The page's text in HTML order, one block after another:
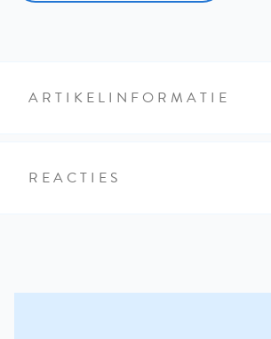
ARTIKELINFORMATIE
REACTIES